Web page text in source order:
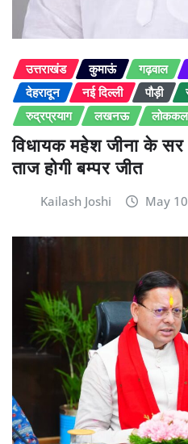
उत्तराखंड कुमाऊं गढ़वाल
देहरादून
नई दिल्ली पौड़ी
रुद्रप्रयाग
लखनऊ
विधायक महेश जीना के
ताज होगी बम्पर जीत
Kailash Joshi May